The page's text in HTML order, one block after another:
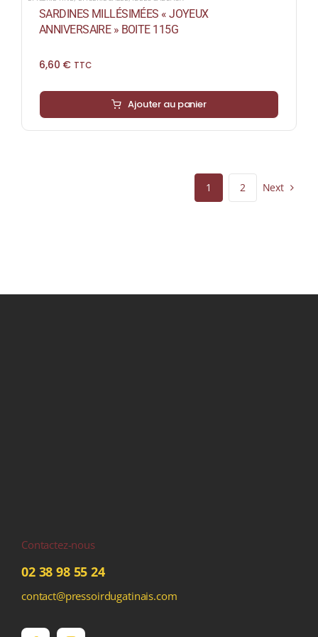
SARDINES MILLÉSIMÉES « JOYEUX
ANNIVERSAIRE » BOITE 115G
6,60 € TTC
Ajouter au panier
1 2 Next
Contactez-nous
02 38 98 55 24
contact@pressoirdugatinais.com